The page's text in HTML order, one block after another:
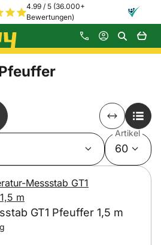
4.99 / 5 (36.000+
Bewertungen)
springen
Artikel
60
GT1 Pfeuffer 1,5 m